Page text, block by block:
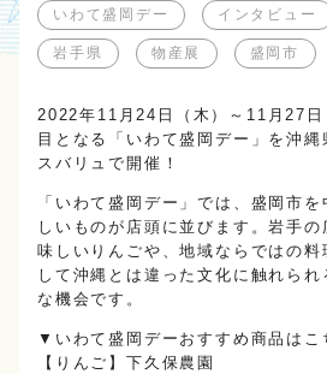
いわて盛岡デー インタビュー
岩手県 物産展 盛岡市
2022年11月24日（木）～11月27日
目となる「いわて盛岡デー」を沖縄
スバリュで開催！
「いわて盛岡デー」では、盛岡市
しいものが店頭に並びます。岩手
味しいりんごや、地域ならではの料
して沖縄とは違った文化に触れら
な機会です。
▼いわて盛岡デーおすすめ商品はこ
【りんご】下久保農園